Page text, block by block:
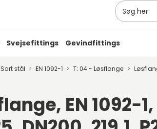
Søg her
Svejsefittings Gevindfittings
Sort stål EN 1092-1 T: 04 - Løsflange
EN 1092-